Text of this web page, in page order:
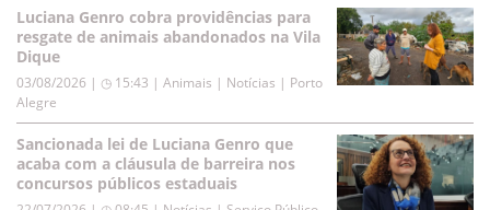
Luciana Genro cobra providências para
resgate de animais abandonados na Vila
Dique
03/08/2026 | ◷ 15:43 | Animais | Notícias | Porto
Alegre
Sancionada lei de Luciana Genro que
acaba com a cláusula de barreira nos
concursos públicos estaduais